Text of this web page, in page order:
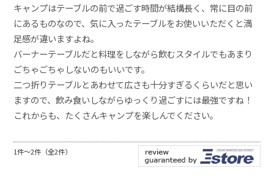
キャンプはテーブルの前で過ごす時間が結構長く、常に目の前
にあるものなので、気に入ったテーブルをお使いいただくと満
足感が違いますよね。
バーナーテーブルだと料理をしながら飲むスタイルでもあまり
ごちゃごちゃしないのもいいです。
二つ折りテーブルとあわせて広さも十分すぎるくらいだと思い
ますので、飲み食いしながらゆっくり過ごすには最強ですね！
これからも、たくさんキャンプを楽しんでください。
1件～2件（全2件）